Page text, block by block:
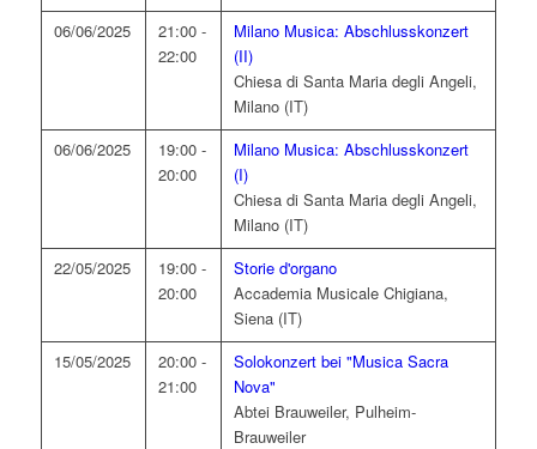
06/06/2025
21:00 -
22:00
Milano Musica: Abschlusskonzert
(II)
Chiesa di Santa Maria degli Angeli,
Milano (IT)
06/06/2025
19:00 -
20:00
Milano Musica: Abschlusskonzert
(I)
Chiesa di Santa Maria degli Angeli,
Milano (IT)
22/05/2025
19:00 -
20:00
Storie d'organo
Accademia Musicale Chigiana,
Siena (IT)
15/05/2025
20:00 -
21:00
Solokonzert bei "Musica Sacra
Nova"
Abtei Brauweiler, Pulheim-
Brauweiler